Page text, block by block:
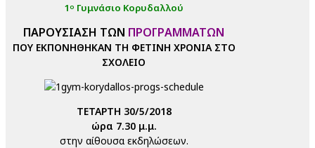
1ο Γυμνάσιο Κορυδαλλού
ΠΑΡΟΥΣΙΑΣΗ ΤΩΝ ΠΡΟΓΡΑΜΜΑΤΩΝ
ΠΟΥ ΕΚΠΟΝΗΘΗΚΑΝ ΤΗ ΦΕΤΙΝΗ ΧΡΟΝΙΑ ΣΤΟ
ΣΧΟΛΕΙΟ
ΤΕΤΑΡΤΗ 30/5/2018
ώρα 7.30 μ.μ.
στην αίθουσα εκδηλώσεων.